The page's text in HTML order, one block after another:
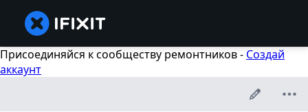
Присоединяйся к сообществу ремонтников - Создай
аккаунт